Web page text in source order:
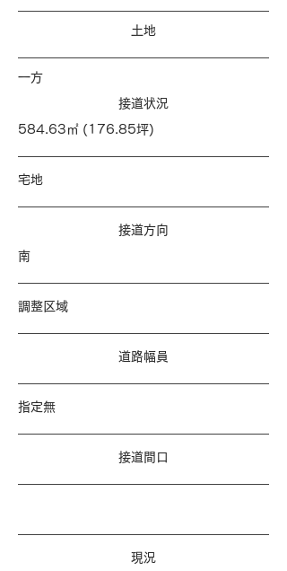
​土地
一方
​接道状況
584.63㎡ (176.85坪)
宅地
​接道方向
南
調整区域
​道路幅員
指定無
​接道間口
​現況